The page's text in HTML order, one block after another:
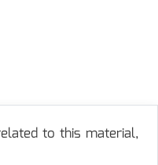
to this material,